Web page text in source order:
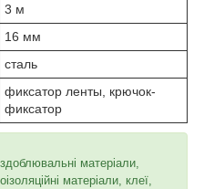
3 м
16 мм
сталь
фиксатор ленты, крючок-
фиксатор
матеріали,
матеріали, клеї,